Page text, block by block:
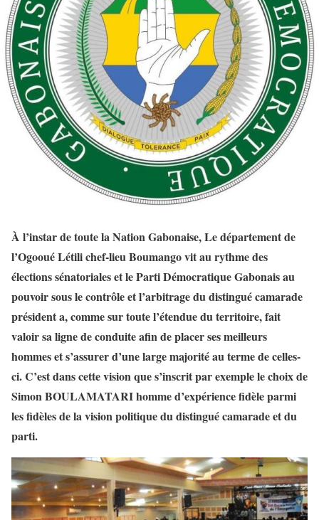
À l’instar de toute la Nation Gabonaise, Le département de
l’Ogooué Létili chef-lieu Boumango vit au rythme des
élections sénatoriales et le Parti Démocratique Gabonais au
pouvoir sous le contrôle et l’arbitrage du distingué camarade
président a, comme sur toute l’étendue du territoire, fait
valoir sa ligne de conduite afin de placer ses meilleurs
hommes et s’assurer d’une large majorité au termede celles-
ci. C’est dans cette vision que s’inscrit par exemple le choix de
Simon BOULAMATARI homme d’expérience fidèle parmi
les fidèles de la visionpolitique du distingué camarade et du
parti.